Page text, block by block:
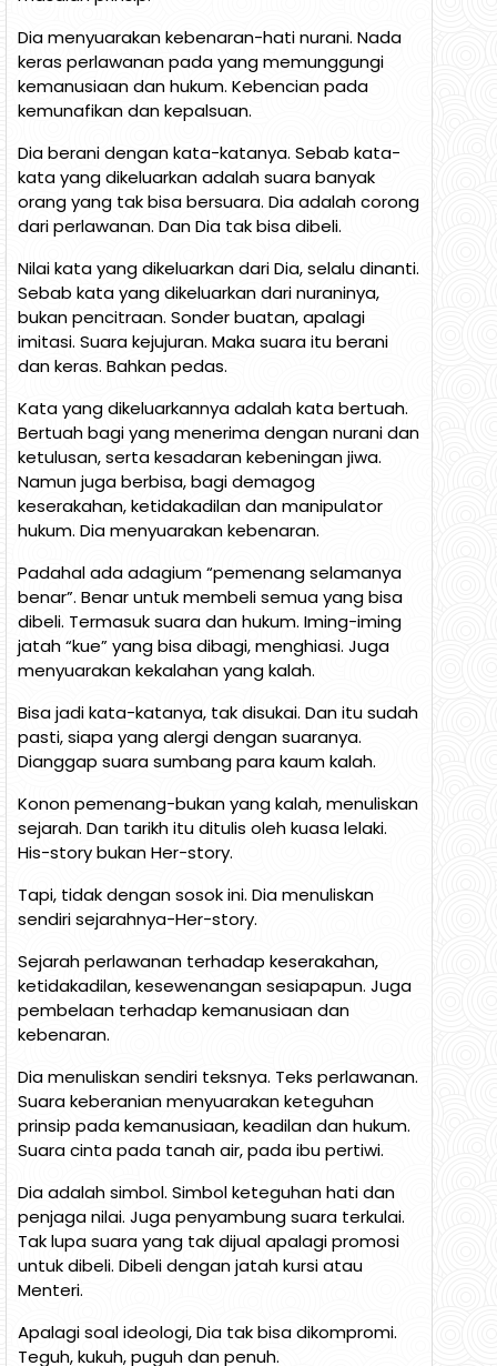
Dia menyuarakan kebenaran-hati nurani. Nada
keras perlawanan pada yang memunggungi
kemanusiaan dan hukum. Kebencian pada
kemunafikan dan kepalsuan.
Dia berani dengan kata-katanya. Sebab kata-
kata yang dikeluarkan adalah suara banyak
orang yang tak bisa bersuara. Dia adalah corong
dari perlawanan. Dan Dia tak bisa dibeli.
Nilai kata yang dikeluarkan dari Dia, selalu dinanti.
Sebab kata yang dikeluarkan dari nuraninya,
bukan pencitraan. Sonder buatan, apalagi
imitasi. Suara kejujuran. Maka suara itu berani
dan keras. Bahkan pedas.
Kata yang dikeluarkannya adalah kata bertuah.
Bertuah bagi yang menerima dengan nurani dan
ketulusan, serta kesadaran kebeningan jiwa.
Namun juga berbisa, bagi demagog
keserakahan, ketidakadilan dan manipulator
hukum. Dia menyuarakan kebenaran.
Padahal ada adagium “pemenang selamanya
benar”. Benar untuk membeli semua yang bisa
dibeli. Termasuk suara dan hukum. Iming-iming
jatah “kue” yang bisa dibagi, menghiasi. Juga
menyuarakan kekalahan yang kalah.
Bisa jadi kata-katanya, tak disukai. Dan itu sudah
pasti, siapa yang alergi dengan suaranya.
Dianggap suara sumbang para kaum kalah.
Konon pemenang-bukan yang kalah, menuliskan
sejarah. Dan tarikh itu ditulis oleh kuasa lelaki.
His-story bukan Her-story.
Tapi, tidak dengan sosok ini. Dia menuliskan
sendiri sejarahnya-Her-story.
Sejarah perlawanan terhadap keserakahan,
ketidakadilan, kesewenangan sesiapapun. Juga
pembelaan terhadap kemanusiaan dan
kebenaran.
Dia menuliskan sendiri teksnya. Teks perlawanan.
Suara keberanian menyuarakan keteguhan
prinsip pada kemanusiaan, keadilan dan hukum.
Suara cinta pada tanah air, pada ibu pertiwi.
Dia adalah simbol. Simbol keteguhan hati dan
penjaga nilai. Juga penyambung suara terkulai.
Tak lupa suara yang tak dijual apalagi promosi
untuk dibeli. Dibeli dengan jatah kursi atau
Menteri.
Apalagi soal ideologi, Dia tak bisa dikompromi.
Teguh, kukuh, puguh dan penuh.